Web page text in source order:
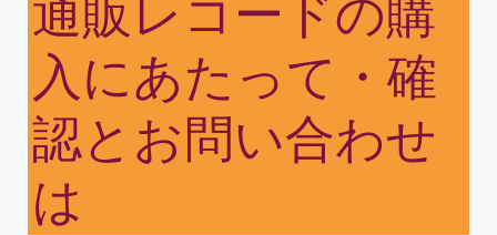
入にあたって・確
認とお問い合わせ
は